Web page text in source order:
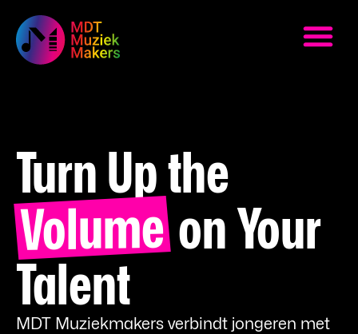
Turn Up the
Volumeon Your
Talent
MDT Muziekmakers verbindt jongeren met